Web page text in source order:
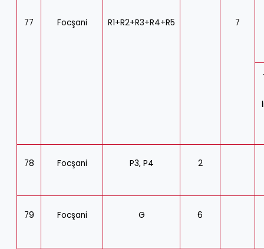
77 Focşani R1+R2+R3+R4+R5 7
78 Focşani P3, P4 2
79 Focşani G 6